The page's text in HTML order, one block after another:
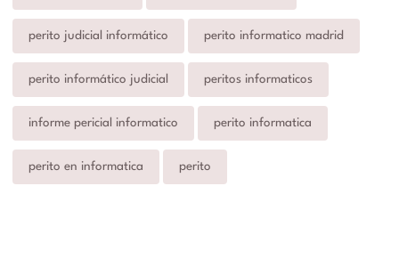
perito judicial informático perito informatico madrid
perito informático judicial peritos informaticos
informe pericial informatico perito informatica
perito en informatica perito